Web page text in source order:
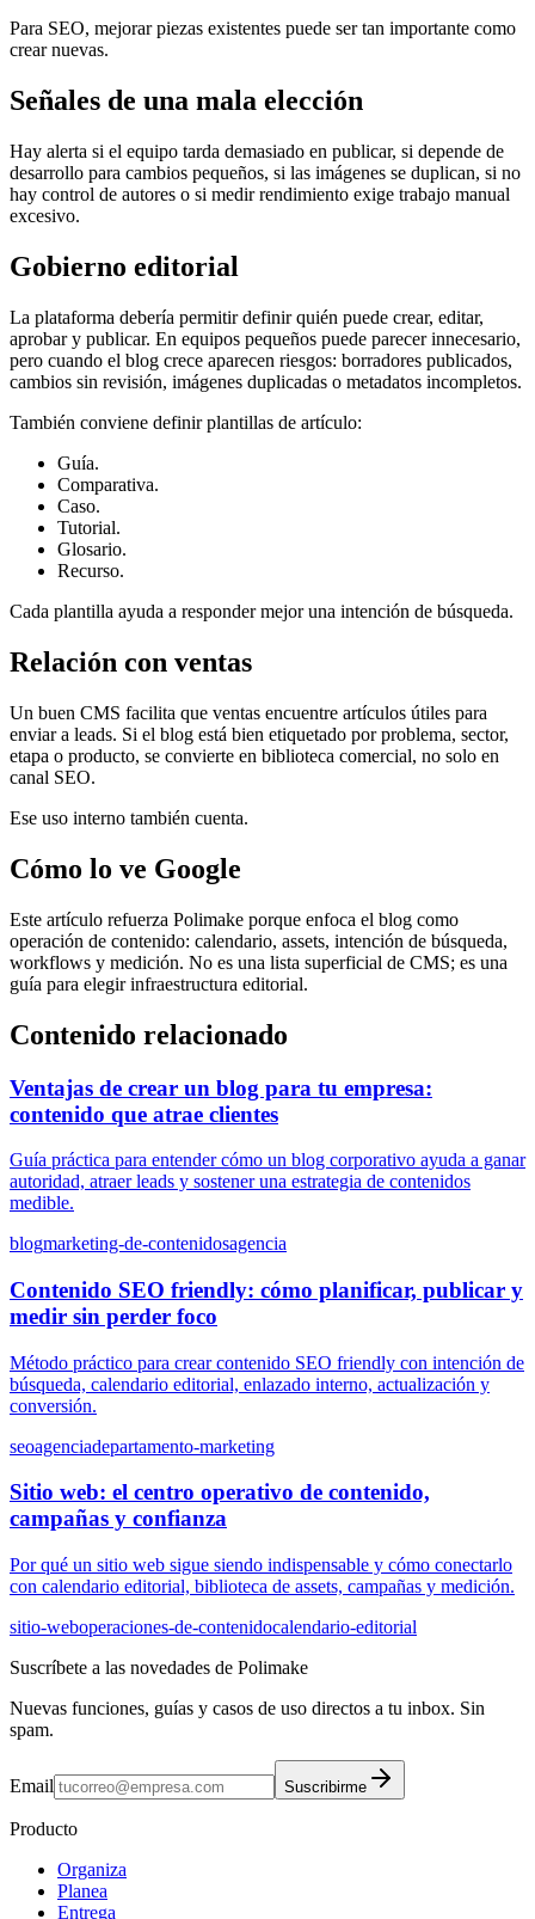
Para SEO, mejorar piezas existentes puede ser tan importante como
crear nuevas.
Señales de una mala elección
Hay alerta si el equipo tarda demasiado en publicar, si depende de
desarrollo para cambios pequeños, si las imágenes se duplican, si no
hay control de autores o si medir rendimiento exige trabajo manual
excesivo.
Gobierno editorial
La plataforma debería permitir definir quién puede crear, editar,
aprobar y publicar. En equipos pequeños puede parecer innecesario,
pero cuando el blog crece aparecen riesgos: borradores publicados,
cambios sin revisión, imágenes duplicadas o metadatos incompletos.
También conviene definir plantillas de artículo:
Guía.
Comparativa.
Caso.
Tutorial.
Glosario.
Recurso.
Cada plantilla ayuda a responder mejor una intención de búsqueda.
Relación con ventas
Un buen CMS facilita que ventas encuentre artículos útiles para
enviar a leads. Si el blog está bien etiquetado por problema, sector,
etapa o producto, se convierte en biblioteca comercial, no solo en
canal SEO.
Ese uso interno también cuenta.
Cómo lo ve Google
Este artículo refuerza Polimake porque enfoca el blog como
operación de contenido: calendario, assets, intención de búsqueda,
workflows y medición. No es una lista superficial de CMS; es una
guía para elegir infraestructura editorial.
Contenido relacionado
Ventajas de crear un blog para tu empresa:
contenido que atrae clientes
Guía práctica para entender cómo un blog corporativo ayuda a ganar
autoridad, atraer leads y sostener una estrategia de contenidos
medible.
blogmarketing-de-contenidosagencia
Contenido SEO friendly: cómo planificar, publicar y
medir sin perder foco
Método práctico para crear contenido SEO friendly con intención de
búsqueda, calendario editorial, enlazado interno, actualización y
conversión.
seoagenciadepartamento-marketing
Sitio web: el centro operativo de contenido,
campañas y confianza
Por qué un sitio web sigue siendo indispensable y cómo conectarlo
con calendario editorial, biblioteca de assets, campañas y medición.
sitio-weboperaciones-de-contenidocalendario-editorial
Suscríbete a las novedades de Polimake
Nuevas funciones, guías y casos de uso directos a tu inbox. Sin
spam.
Email Suscribirme
Producto
Organiza
Planea
Entrega